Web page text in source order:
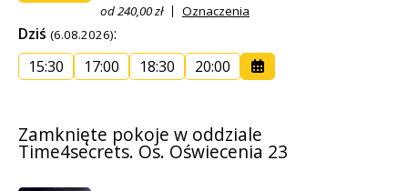
od 240,00 zł
Oznaczenia
Dziś (6.08.2026):
15:30
17:00 18:30 20:00
Zamknięte pokoje w oddziale
Time4secrets. Os. Oświecenia 23